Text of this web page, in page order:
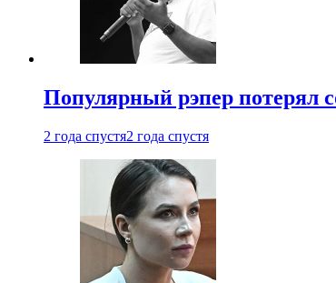
Популярный рэпер потерял
2 года спустя2 года спустя